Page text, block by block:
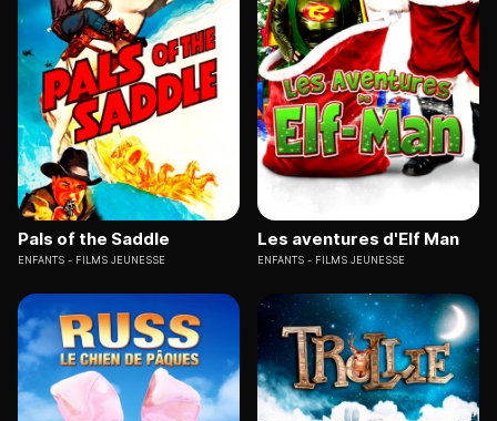
Pals of the Saddle
ENFANTS FILMS JEUNESSE
Les aventures d'Elf Man
ENFANTS FILMS JEUNESSE